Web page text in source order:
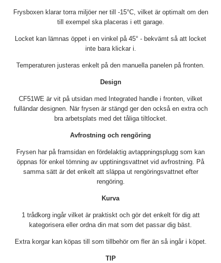
Frysboxen klarar torra miljöer ner till -15°C, vilket är optimalt om den
till exempel ska placeras i ett garage.
Locket kan lämnas öppet i en vinkel på 45° - bekvämt så att locket
inte bara klickar i.
Temperaturen justeras enkelt på den manuella panelen på fronten.
Design
CF51WE är vit på utsidan med Integrated handle i fronten, vilket
fulländar designen. När frysen är stängd ger den också en extra och
bra arbetsplats med det tåliga tiltlocket.
Avfrostning och rengöring
Frysen har på framsidan en fördelaktig avtappningsplugg som kan
öppnas för enkel tömning av upptiningsvattnet vid avfrostning. På
samma sätt är det enkelt att släppa ut rengöringsvattnet efter
rengöring.
Kurva
1 trådkorg ingår vilket är praktiskt och gör det enkelt för dig att
kategorisera eller ordna din mat som det passar dig bäst.
Extra korgar kan köpas till som tillbehör om fler än så ingår i köpet.
TIP